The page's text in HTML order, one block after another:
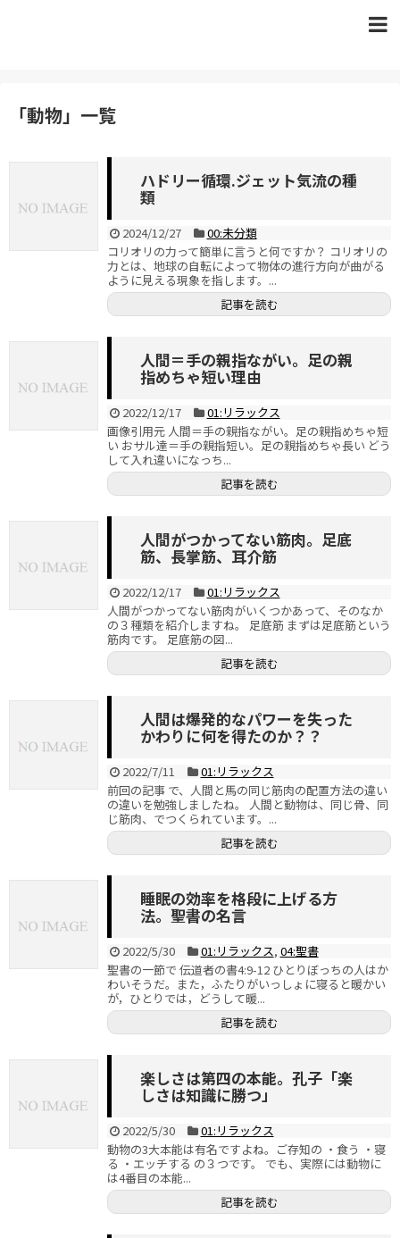
「動物」 一覧
ハドリー循環.ジェット気流の種
類
2024/12/27
00:未分類
コリオリの力って簡単に言うと何ですか？ コリオリの
力とは、地球の自転によって物体の進行方向が曲がる
ように見える現象を指します。...
記事を読む
人間＝手の親指ながい。足の親
指めちゃ短い理由
2022/12/17
01:リラックス
画像引用元 人間＝手の親指ながい。足の親指めちゃ短
い おサル達＝手の親指短い。足の親指めちゃ長い どう
して入れ違いになっち...
記事を読む
人間がつかってない筋肉。足底
筋、長掌筋、耳介筋
2022/12/17
01:リラックス
人間がつかってない筋肉がいくつかあって、そのなか
の３種類を紹介しますね。 足底筋 まずは足底筋という
筋肉です。 足底筋の図...
記事を読む
人間は爆発的なパワーを失った
かわりに何を得たのか？？
2022/7/11
01:リラックス
前回の記事 で、人間と馬の同じ筋肉の配置方法の違い
の違いを勉強しましたね。 人間と動物は、同じ骨、同
じ筋肉、でつくられています。...
記事を読む
睡眠の効率を格段に上げる方
法。聖書の名言
2022/5/30 01:リラックス, 04:聖書
聖書の一節で 伝道者の書4:9-12 ひとりぼっちの人はか
わいそうだ。また，ふたりがいっしょに寝ると暖かい
が，ひとりでは，どうして暖...
記事を読む
楽しさは第四の本能。孔子「楽
しさは知識に勝つ」
2022/5/30
01:リラックス
動物の3大本能は有名ですよね。ご存知の ・食う ・寝
る ・エッチする の３つです。 でも、実際には動物に
は4番目の本能...
記事を読む